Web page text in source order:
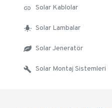
Solar Kablolar
Solar Lambalar
Solar Jeneratör
Solar Montaj Sistemleri